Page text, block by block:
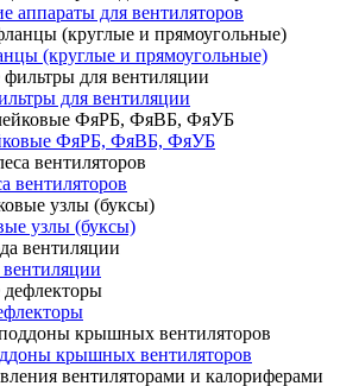
аппараты для вентиляторов
(круглые и прямоугольные)
для вентиляции
ФяРБ, ФяВБ, ФяУБ
вентиляторов
узлы (буксы)
крышных вентиляторов